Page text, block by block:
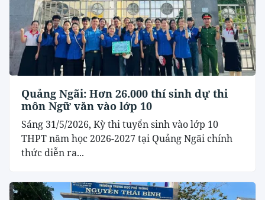
Quảng Ngãi: Hơn 26.000 thí sinh dự thi
môn Ngữ văn vào lớp 10
Sáng 31/5/2026, Kỳ thi tuyển sinh vào lớp 10
THPT năm học 2026-2027 tại Quảng Ngãi chính
thức diễn ra...